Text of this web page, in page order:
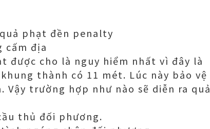
phạt đền penalty
cấm địa
được cho là nguy hiểm nhất vì đây là
thành có 11 mét. Lúc này bảo vệ
trường hợp như nào sẽ diễn ra quả
thủ đối phương.